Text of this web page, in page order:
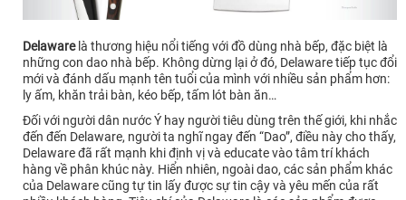
Delawarelà thương hiệu nổi tiếng với đồ dùng nhà bếp, đặc biệt là
những con dao nhà bếp. Không dừng lại ở đó, Delaware tiếp tục đổi
mới và đánh dấu mạnh tên tuổi của mình với nhiều sản phẩm hơn:
ly ấm, khăn trải bàn, kéo bếp, tấm lót bàn ăn…
Đối với người dân nước Ý hay người tiêu dùng trên thế giới, khi nhắc
đến đến Delaware, người ta nghĩ ngay đến “Dao”, điều này cho thấy,
Delaware đã rất mạnh khi định vị và educate vào tâm trí khách
hàng về phân khúc này. Hiển nhiên, ngoài dao, các sản phẩm khác
của Delaware cũng tự tin lấy được sự tin cậy và yêu mến của rất